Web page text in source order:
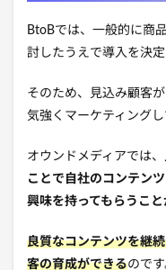
BtoBでは、一般的に商
討したうえで導入を決
そのため、見込み顧客
気強くマーケティング
オウンドメディアでは、
ことで自社のコンテン
興味を持ってもらうこ
良質なコンテンツを継
客の育成ができるのです